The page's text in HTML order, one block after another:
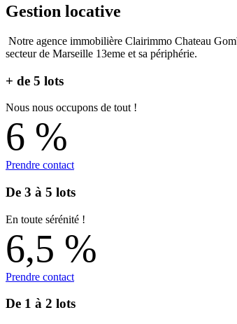
Gestion locative
Notre agence immobilière Clairimmo Chateau
secteur de Marseille 13eme et sa périphérie.
+ de 5 lots
Nous nous occupons de tout !
6 %
Prendre contact
De 3 à 5 lots
En toute sérénité !
6,5 %
Prendre contact
De 1 à 2 lots